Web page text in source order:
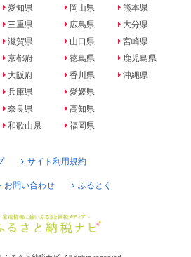
愛知県
三重県
滋賀県
京都府
大阪府
兵庫県
奈良県
和歌山県
岡山県
広島県
山口県
徳島県
香川県
愛媛県
高知県
福岡県
熊本県
大分県
宮崎県
鹿児島県
沖縄県
サイト利用規約
お問い合わせ ふるとく